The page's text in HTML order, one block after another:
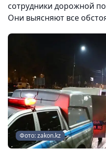
сотрудники дорожной
Они выясняют все
Фото: zakon.kz